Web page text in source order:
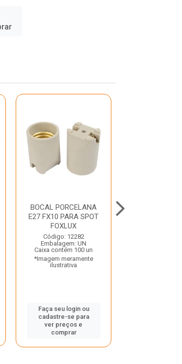
BOCAL PORCELANA
E27 FX10 PARA SPOT
FOXLUX
Código: 12282
Embalagem: UN
Caixa contém 100 un
*Imagem meramente
ilustrativa
Faça seu login ou
cadastre-se para
ver preços e
comprar